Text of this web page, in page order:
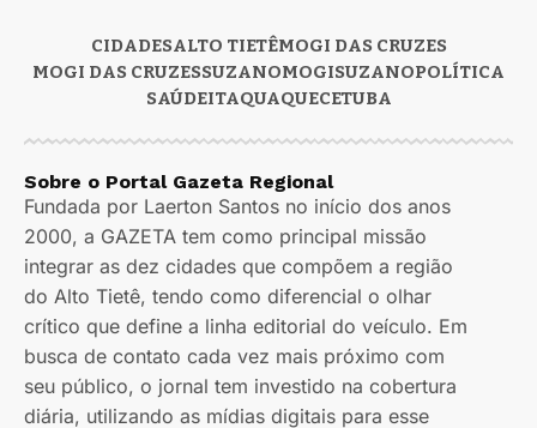
CIDADESALTO TIETÊMOGI DAS CRUZES
MOGI DAS CRUZESSUZANOMOGISUZANOPOLÍTICA
SAÚDEITAQUAQUECETUBA
Sobre o Portal Gazeta Regional
Fundada por Laerton Santos no início dos anos
2000, a GAZETA tem como principal missão
integrar as dez cidades que compõem a região
do Alto Tietê, tendo como diferencial o olhar
crítico que define a linha editorial do veículo. Em
busca de contato cada vez mais próximo com
seu público, o jornal tem investido na cobertura
diária, utilizando as mídias digitais para esse